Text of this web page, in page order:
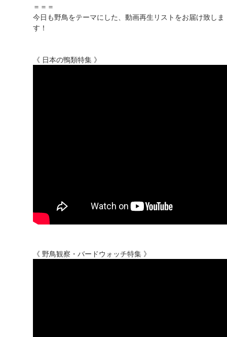
＝＝＝
今日も野鳥をテーマにした、動画再生リストをお届け致しま
す！
《 日本の鴨類特集 》
《 野鳥観察・バードウォッチ特集 》